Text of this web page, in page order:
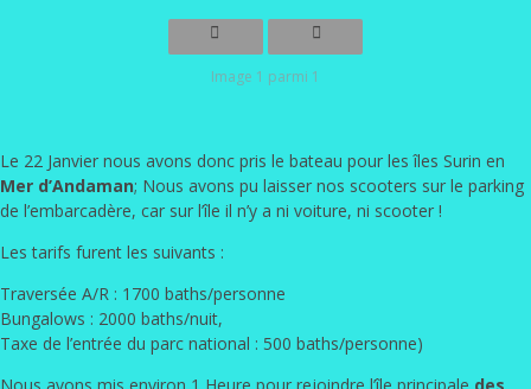
Image 1 parmi 1
Le 22 Janvier nous avons donc pris le bateau pour les îles Surin en
Mer d’Andaman; Nous avons pu laisser nos scooters sur le parking
de l’embarcadère, car sur l’île il n’y a ni voiture, ni scooter !
Les tarifs furent les suivants :
Traversée A/R : 1700 baths/personne
Bungalows : 2000 baths/nuit,
Taxe de l’entrée du parc national : 500 baths/personne)
Nous avons mis environ 1 Heure pour rejoindre l’île principale des